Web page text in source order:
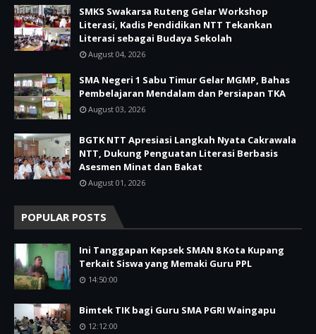
SMKS Swakarsa Ruteng Gelar Workshop
Literasi, Kadis Pendidikan NTT Tekankan
Literasi sebagai Budaya Sekolah
August 04, 2026
SMA Negeri 1 Sabu Timur Gelar MGMP, Bahas
Pembelajaran Mendalam dan Persiapan TKA
August 03, 2026
BGTK NTT Apresiasi Langkah Nyata Cakrawala
NTT, Dukung Penguatan Literasi Berbasis
Asesmen Minat dan Bakat
August 01, 2026
POPULAR POSTS
Ini Tanggapan Kepsek SMAN 8 Kota Kupang
Terkait Siswa yang Memaki Guru PPL
14:50:00
Bimtek TIK bagi Guru SMA PGRI Waingapu
12:12:00